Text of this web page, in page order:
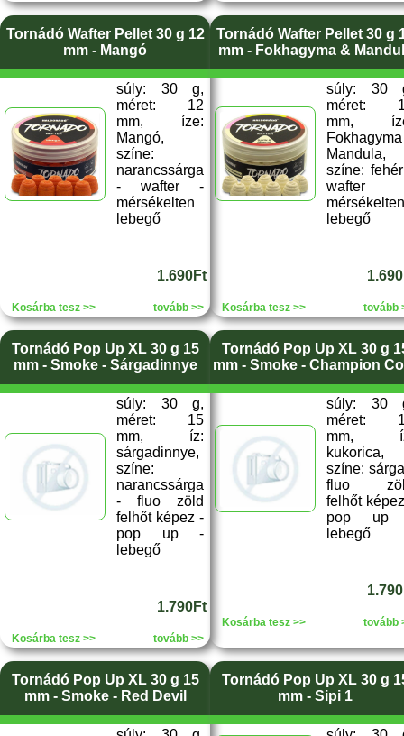
Tornádó Wafter Pellet 30 g 12
mm - Mangó
súly: 30 g,
méret: 12
mm, íze:
Mangó,
színe:
narancssárga
- wafter -
mérsékelten
lebegő
1.690Ft
Kosárba tesz >> tovább >>
Tornádó Wafter Pellet 30 g
mm - Fokhagyma &
súly: 30
méret:
mm,
Fokhagyma
Mandula,
színe:
wafter
mérsékelten
lebegő
Kosárba tesz >> tovább
Tornádó Pop Up XL 30 g 15
mm - Smoke - Sárgadinnye
súly: 30 g,
méret: 15
mm, íz:
sárgadinnye,
színe:
narancssárga
- fluo zöld
felhőt képez -
pop up -
lebegő
1.790Ft
Kosárba tesz >> tovább >>
Tornádó Pop Up XL 30 g
mm - Smoke - Champion
súly: 30
méret:
mm,
kukorica,
színe:
fluo
felhőt
pop up
lebegő
Kosárba tesz >> tovább
Tornádó Pop Up XL 30 g 15
mm - Smoke - Red Devil
Tornádó Pop Up XL 30 g
mm - Sipi 1